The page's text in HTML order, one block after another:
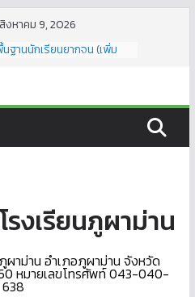
งหาคม 9, 2026
ฐานนักเรียนยากจน (เพิ่ม
รงเรียนภูผาม่าน
าม่าน อำเภอภูผาม่าน จังหวัด
หมายเลขโทรศัพท์ 043-040-
638